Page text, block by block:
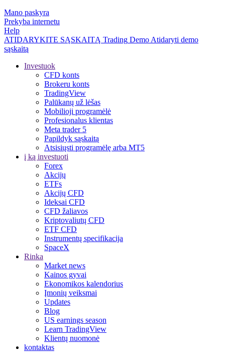
Mano paskyra
Prekyba internetu
Help
ATIDARYKITE SĄSKAITĄ Trading Demo Atidaryti demo
sąskaitą
Investuok
CFD konts
Brokeru konts
TradingView
Palūkanų už lėšas
Mobilioji programėlė
Profesionalus klientas
Meta trader 5
Papildyk sąskaitą
Atsisiųsti programėlę arba MT5
į ką investuoti
Forex
Akcijų
ETFs
Akcijų CFD
Ideksai CFD
CFD žaliavos
Kriptovaliutų CFD
ETF CFD
Instrumentų specifikacija
SpaceX
Rinka
Market news
Kainos gyvai
Ekonomikos kalendorius
Įmonių veiksmai
Updates
Blog
US earnings season
Learn TradingView
Klientų nuomonė
kontaktas